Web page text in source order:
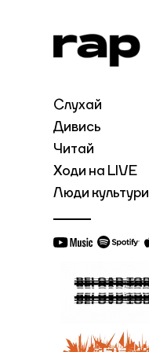
Слухай
Дивись
Читай
Ходи на LIVE
Люди культури